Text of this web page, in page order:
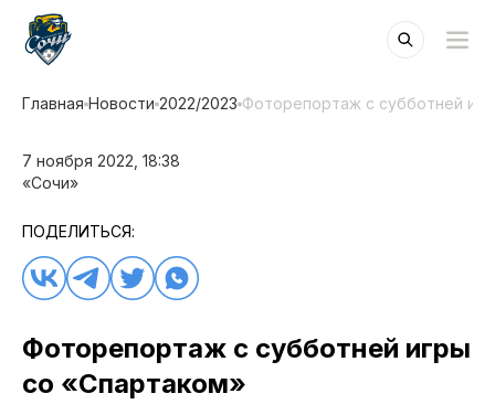
Главная Новости 2022/2023 Фоторепортаж с субботней
7 ноября 2022, 18:38
«Сочи»
ПОДЕЛИТЬСЯ:
Фоторепортаж с субботней игры
со «Спартаком»